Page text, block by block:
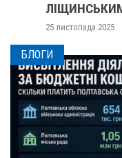
ЛІЩИНСЬКИМ
25 листопада 2025 0
БЛОГИ